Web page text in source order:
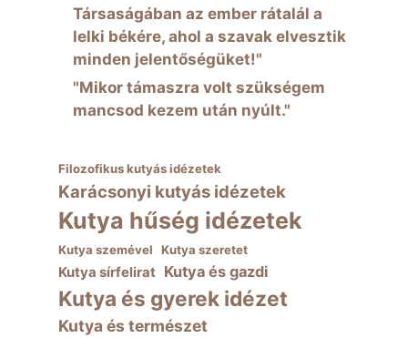
Társaságában az ember rátalál a
lelki békére, ahol a szavak elvesztik
minden jelentőségüket!"
"Mikor támaszra volt szükségem
mancsod kezem után nyúlt."
Filozofikus kutyás idézetek
Karácsonyi kutyás idézetek
Kutya hűség idézetek
Kutya szemével Kutya szeretet
Kutya sírfelirat Kutya és gazdi
Kutya és gyerek idézet
Kutya és természet